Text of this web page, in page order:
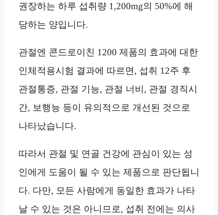
권장하는 하루 섭취량 1,200mg의 50%에 해
당하는 양입니다.
관절엔 콘드로이친 1200 제품의 효과에 대한
인체적용시험 결과에 따르면, 섭취 12주 후
관절통증, 관절 기능, 관절 너비, 관절 경직시
간, 보행능 등이 유의적으로 개선된 것으로
나타났습니다.
따라서 관절 및 연골 건강에 관심이 있는 성
인에게 도움이 될 수 있는 제품으로 판단됩니
다. 다만, 모든 사람에게 동일한 효과가 나타
날 수 있는 것은 아니므로, 섭취 전에는 의사